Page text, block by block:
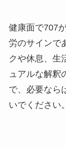
健康面で707
労のサインで
クや休息、生
ュアルな解釈
で、必要なら
いでください。